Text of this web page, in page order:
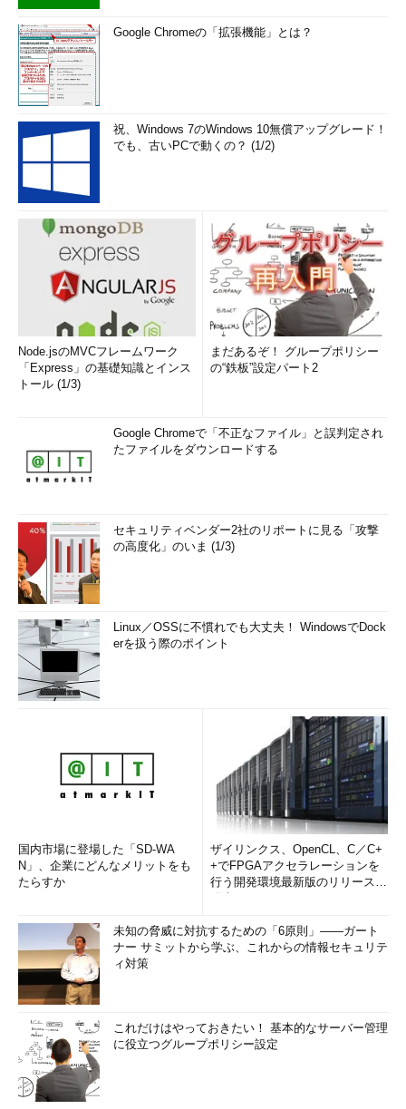
Google Chromeの「拡張機能」とは？
祝、Windows 7のWindows 10無償アップグレード！
でも、古いPCで動くの？ (1/2)
Node.jsのMVCフレームワーク
「Express」の基礎知識とインス
トール (1/3)
まだあるぞ！ グループポリシー
の“鉄板”設定パート2
Google Chromeで「不正なファイル」と誤判定され
たファイルをダウンロードする
セキュリティベンダー2社のリポートに見る「攻撃
の高度化」のいま (1/3)
Linux／OSSに不慣れでも大丈夫！ WindowsでDock
erを扱う際のポイント
国内市場に登場した「SD-WA
N」、企業にどんなメリットをも
たらすか
ザイリンクス、OpenCL、C／C+
+でFPGAアクセラレーションを
行う開発環境最新版のリリースを
未知の脅威に対抗するための「6原則」――ガート
ナー サミットから学ぶ、これからの情報セキュリテ
ィ対策
これだけはやっておきたい！ 基本的なサーバー管理
に役立つグループポリシー設定